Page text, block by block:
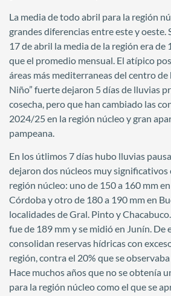
La media de todo abril para la región
grandes diferencias entre este y oeste.
17 de abril la media de la región era de
que el promedio mensual. El atípico
áreas más mediterraneas del centro de
Niño” fuerte dejaron 5 días de lluvias
cosecha, pero que han cambiado las
2024/25 en la región núcleo y gran
pampeana.
En los útlimos 7 días hubo lluvias
dejaron dos núcleos muy significativos
región núcleo: uno de 150 a 160 mm
Córdoba y otro de 180 a 190 mm en
localidades de Gral. Pinto y
fue de 189 mm y se midió en Junín. De
consolidan reservas hídricas con
región, contra el 20% que se
Hace muchos años que no se obtenía
para la región núcleo como el que se